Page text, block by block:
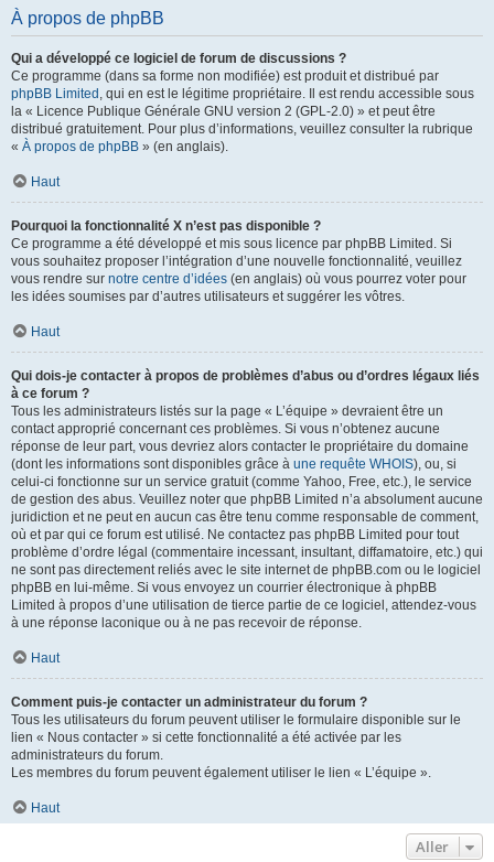
À propos de phpBB
Qui a développé ce logiciel de forum de discussions ?
Ce programme (dans sa forme non modifiée) est produit et distribué par
phpBB Limited , qui en est le légitime propriétaire. Il est rendu accessible sous
la « Licence Publique Générale GNU version 2 (GPL-2.0) » et peut être
distribué gratuitement. Pour plus d’informations, veuillez consulter la rubrique
« À propos de phpBB » (en anglais).
Haut
Pourquoi la fonctionnalité X n’est pas disponible ?
Ce programme a été développé et mis sous licence par phpBB Limited. Si
vous souhaitez proposer l’intégration d’une nouvelle fonctionnalité, veuillez
vous rendre sur notre centre d’idées (en anglais) où vous pourrez voter pour
les idées soumises par d’autres utilisateurs et suggérer les vôtres.
Haut
Qui dois-je contacter à propos de problèmes d’abus ou d’ordres légaux liés
à ce forum ?
Tous les administrateurs listés sur la page « L’équipe » devraient être un
contact approprié concernant ces problèmes. Si vous n’obtenez aucune
réponse de leur part, vous devriez alors contacter le propriétaire du domaine
(dont les informations sont disponibles grâce à une requête WHOIS), ou, si
celui-ci fonctionne sur un service gratuit (comme Yahoo, Free, etc.), le service
de gestion des abus. Veuillez noter que phpBB Limited n’a absolument aucune
juridiction et ne peut en aucun cas être tenu comme responsable de comment,
où et par qui ce forum est utilisé. Ne contactez pas phpBB Limited pour tout
problème d’ordre légal (commentaire incessant, insultant, diffamatoire, etc.) qui
ne sont pas directement reliés avec le site internet de phpBB.com ou le logiciel
phpBB en lui-même. Si vous envoyez un courrier électronique à phpBB
Limited à propos d’une utilisation de tierce partie de ce logiciel, attendez-vous
à une réponse laconique ou à ne pas recevoir de réponse.
Haut
Comment puis-je contacter un administrateur du forum ?
Tous les utilisateurs du forum peuvent utiliser le formulaire disponible sur le
lien « Nous contacter » si cette fonctionnalité a été activée par les
administrateurs du forum.
Les membres du forum peuvent également utiliser le lien « L’équipe ».
Haut
Aller